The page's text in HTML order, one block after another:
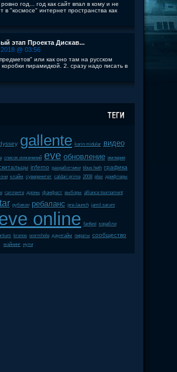
год... год как сайт впал в кому и не
в "космосе" интернет пространства как
этап Проекта Дискав...
@ 03:56
или как оно там на русском
пирамидкой. 2. сразу надо писать в
gallente karin midular видео
список изменений eve обновление империя
inferno разработчики tibus heth графика
клайм суверенитет caldari prime 2008 plex дрифтеры
галленте дроны фанфест выборы alliance tournament
рубикон ребаланс pre-launch jamil sarum
online fanfest корабли
kronos wormhole даунтайм пираты сообщество
майнинг нули